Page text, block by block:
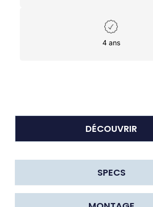
4 ans
DÉCOUVRIR
SPECS